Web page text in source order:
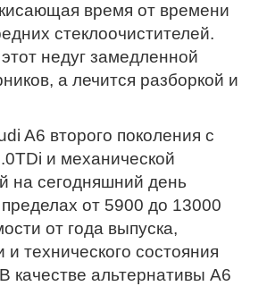
время от времени
стеклоочистителей.
недуг замедленной
а лечится разборкой и
A6 второго поколения с
и механической
на сегодняшний день
пределах от 5900 до 13000
от года выпуска,
и технического состояния
качестве альтернативы А6